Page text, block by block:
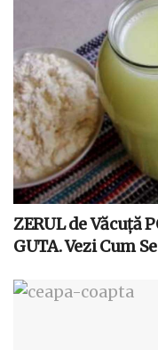
ZERUL de Văcuță
GUTA. Vezi Cum